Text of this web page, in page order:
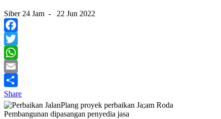
Siber 24 Jam - 22 Jun 2022
Facebook
Twitter
WhatsApp
Email
Share
Plang proyek perbaikan Ja;am Roda
Pembangunan dipasangan penyedia jasa